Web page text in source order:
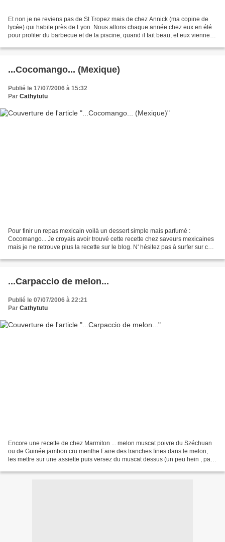
Et non je ne reviens pas de St Tropez mais de chez Annick (ma copine de
lycée) qui habite près de Lyon. Nous allons chaque année chez eux en été
pour profiter du barbecue et de la piscine, quand il fait beau, et eux viennent
...Cocomango... (Mexique)
Publié le 17/07/2006 à 15:32
Par Cathytutu
Pour finir un repas mexicain voilà un dessert simple mais parfumé :
Cocomango... Je croyais avoir trouvé cette recette chez saveurs mexicaines
mais je ne retrouve plus la recette sur le blog. N' hésitez pas à surfer sur ce
...Carpaccio de melon...
Publié le 07/07/2006 à 22:21
Par Cathytutu
Encore une recette de chez Marmiton ... melon muscat poivre du Széchuan
ou de Guinée jambon cru menthe Faire des tranches fines dans le melon,
les mettre sur une assiette puis versez du muscat dessus (un peu hein , pas